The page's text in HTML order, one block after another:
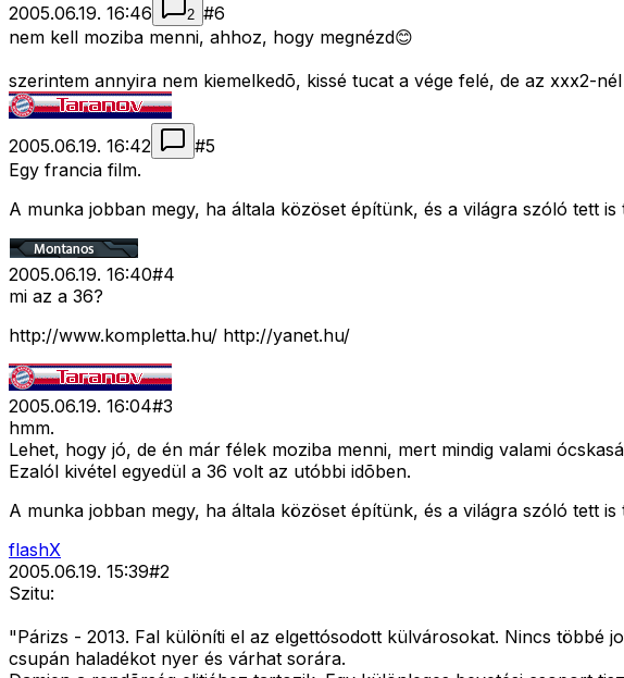
2005.06.19. 16:46
2 #6
nem kell moziba menni, ahhoz, hogy megnézd😊
szerintem annyira nem kiemelkedõ, kissé tucat a vége felé, de az xxx2-
2005.06.19. 16:42 #5
Egy francia film.
A munka jobban megy, ha általa közöset építünk, és a világra szóló tett
2005.06.19. 16:40#4
mi az a 36?
http://www.kompletta.hu/ http://yanet.hu/
2005.06.19. 16:04#3
hmm.
Lehet, hogy jó, de én már félek moziba menni, mert mindig valami
Ezalól kivétel egyedül a 36 volt az utóbbi idõben.
A munka jobban megy, ha általa közöset építünk, és a világra szóló tett
flashX
2005.06.19. 15:39#2
Szitu:
"Párizs - 2013. Fal különíti el az elgettósodott külvárosokat. Nincs többé
csupán haladékot nyer és várhat sorára.